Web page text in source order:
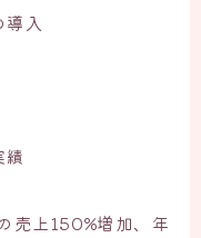
入
売上150%増加、年